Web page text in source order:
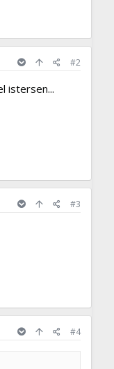
#2
istersen...
#3
#4